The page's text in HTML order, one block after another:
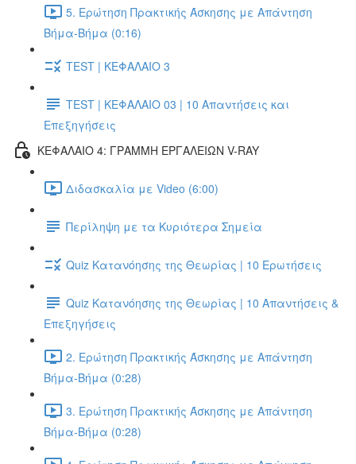
5. Ερώτηση Πρακτικής Άσκησης με Απάντηση
Βήμα-Βήμα (0:16)
TEST | ΚΕΦΑΛΑΙΟ 3
TEST | ΚΕΦΑΛΑΙΟ 03 | 10 Απαντήσεις και
Επεξηγήσεις
ΚΕΦΑΛΑΙΟ 4: ΓΡΑΜΜΗ ΕΡΓΑΛΕΙΩΝ V-RAY
Διδασκαλία με Video (6:00)
Περίληψη με τα Κυριότερα Σημεία
Quiz Κατανόησης της Θεωρίας | 10 Ερωτήσεις
Quiz Κατανόησης της Θεωρίας | 10 Απαντήσεις &
Επεξηγήσεις
2. Ερώτηση Πρακτικής Άσκησης με Απάντηση
Βήμα-Βήμα (0:28)
3. Ερώτηση Πρακτικής Άσκησης με Απάντηση
Βήμα-Βήμα (0:28)